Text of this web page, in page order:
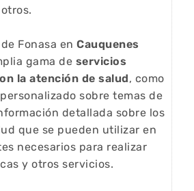
Fonasa en Cauquenes
gama de servicios
la atención de salud, como
sobre temas de
detallada sobre los
que se pueden utilizar en
necesarios para realizar
y otros servicios.